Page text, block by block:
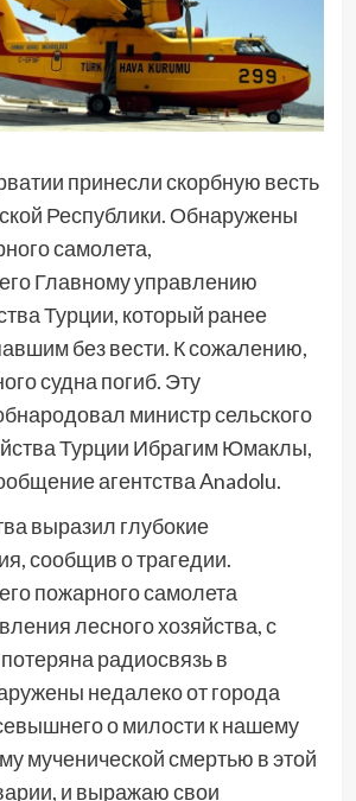
принесли скорбную весть
Республики. Обнаружены
самолета,
Главному управлению
Турции, который ранее
без вести. К сожалению,
судна погиб. Эту
министр сельского
Турции Ибрагим Юмаклы,
агентства Anadolu.
выразил глубокие
сообщив о трагедии.
пожарного самолета
лесного хозяйства, с
радиосвязь в
недалеко от города
о милости к нашему
мученической смертью в этой
и выражаю свои